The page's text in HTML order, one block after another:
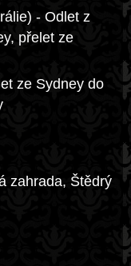
- Odlet z
přelet ze
ze Sydney do
zahrada, Štědrý